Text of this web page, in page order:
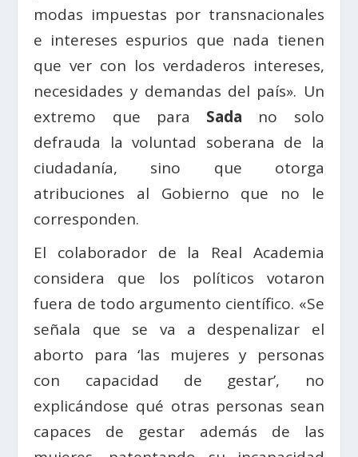
modas impuestas por transnacionales
e intereses espurios que nada tienen
que ver con los verdaderos intereses,
necesidades y demandas del país». Un
extremo que para Sada no solo
defrauda la voluntad soberana de la
ciudadanía, sino que otorga
atribuciones al Gobierno que no le
corresponden.
El colaborador de la Real Academia
considera que los políticos votaron
fuera de todo argumento científico. «Se
señala que se va a despenalizar el
aborto para ‘las mujeres y personas
con capacidad de gestar’, no
explicándose qué otras personas sean
capaces de gestar además de las